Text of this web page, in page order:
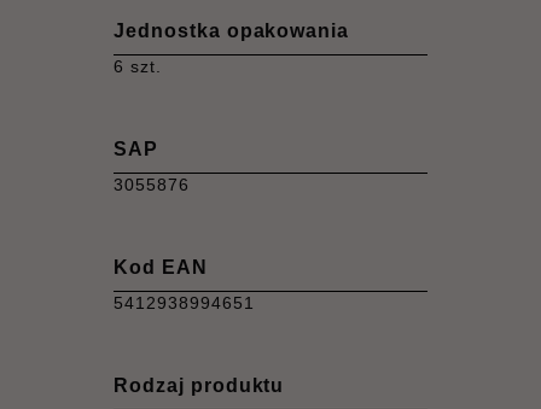
Jednostka opakowania
6 szt.
SAP
3055876
Kod EAN
5412938994651
Rodzaj produktu